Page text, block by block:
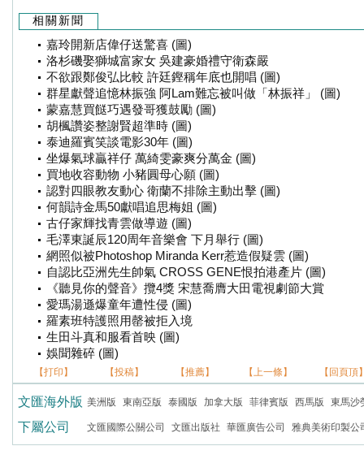
相關新聞
嘉玲開新店偉仔送驚喜 (圖)
洛杉磯娶獅城富家女 吳建豪婚禮守衛森嚴
不欲跟鄭俊弘比較 許廷鏗稱年底也開唱 (圖)
群星獻聲追憶林振強 阿Lam難忘被叫做「林振祥」 (圖)
蒙嘉慧買餸巧遇發哥獲鼓勵 (圖)
胡楓讚姿整謝賢超準時 (圖)
泰迪羅賓笑談電影30年 (圖)
坐爆氣球贏祥仔 萬綺雯豪爽分萬金 (圖)
買地收容動物 小豬圓母心願 (圖)
認對四眼教友動心 衛蘭不排除主動出擊 (圖)
何韻詩金馬50獻唱追思梅姐 (圖)
古仔家輝找青雲做導遊 (圖)
毛澤東誕辰120周年音樂會 下月舉行 (圖)
網照似被Photoshop Miranda Kerr惹造假疑雲 (圖)
自認比亞洲先生帥氣 CROSS GENE恨拍港產片 (圖)
《聽見你的聲音》攬4獎 宋慧喬膺大田電視劇節大賞
愛瑪湯遜爆童年遭性侵 (圖)
羅素班特護照用罄被拒入境
生田斗真和服看首映 (圖)
娛聞雜碎 (圖)
【打印】 【投稿】 【推薦】 【上一條】 【回頁頂
文匯海外版 美洲版 東南亞版 泰國版 加拿大版 菲律賓版 西馬版 東馬沙
下屬公司 文匯國際公關公司 文匯出版社 華匯廣告公司 雅典美術印製公